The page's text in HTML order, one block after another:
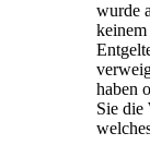
wurde
haben
Sie die